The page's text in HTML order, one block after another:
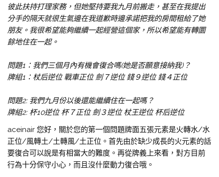
彼此扶持打理家務，但她堅持要我九月前搬走，甚至在我提出
分手的隔天就很生氣邊在我道歉時邊承諾把我的房間租給了她
朋友。我很希望能夠繼續一起經營這個家，所以希望能有轉圜
餘地住在一起。
問題1：我們三個月內有機會復合嗎(她是否願意接納我)？
牌組1：杖后逆位 戰車正位 劍７逆位 錢９逆位 錢４正位
問題2: 我們九月份以後還能繼續住在一起嗎？
牌組2: 杯10逆位 杯７正位 劍３逆位 杖王逆位 杯后逆位
aceinair 您好，關於您的第一個問題牌面五張元素是火轉水/水
正位/風轉土/土轉風/土正位。首先由於缺少成長的火元素的話
要復合可以說是有相當大的難度。再從牌義上來看，對方目前
行為十分保守小心，而且沒什麼動力復合哦。